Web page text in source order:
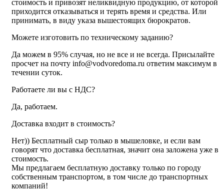
стоимость и привозят неликвидную продукцию, от которой
приходится отказываться и терять время и средства. Или
принимать, в виду указа вышестоящих бюрократов.
Можете изготовить по техническому заданию?
Да можем в 95% случая, но не все и не всегда. Присылайте
просчет на почту info@vodvoredoma.ru ответим максимум в
течении суток.
Работаете ли вы с НДС?
Да, работаем.
Доставка входит в стоимость?
Нет)) Бесплатный сыр только в мышеловке, и если вам
говорят что доставка бесплатная, значит она заложена уже в
стоимость.
Мы предлагаем бесплатную доставку только по городу
собственным транспортом, в том числе до транспортных
компаний!